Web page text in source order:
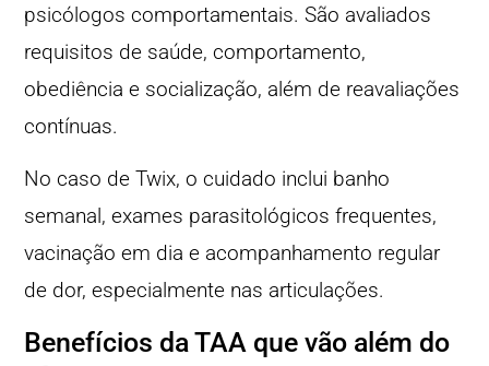
psicólogos comportamentais. São avaliados
requisitos de saúde, comportamento,
obediência e socialização, além de reavaliações
contínuas.
No caso de Twix, o cuidado inclui banho
semanal, exames parasitológicos frequentes,
vacinação em dia e acompanhamento regular
de dor, especialmente nas articulações.
Benefícios da TAA que vão além do